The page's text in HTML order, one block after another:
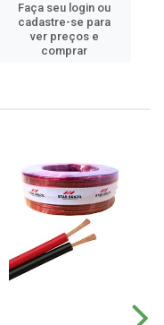
Faça seu login ou
cadastre-se para
ver preços e
comprar